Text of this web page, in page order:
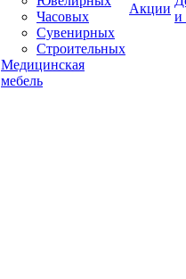
Часовых
Сувенирных
Строительных
Медицинская
мебель
Акции
и